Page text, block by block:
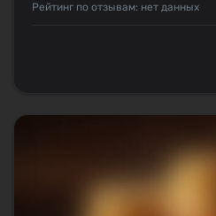
Рейтинг по отзывам: нет данных